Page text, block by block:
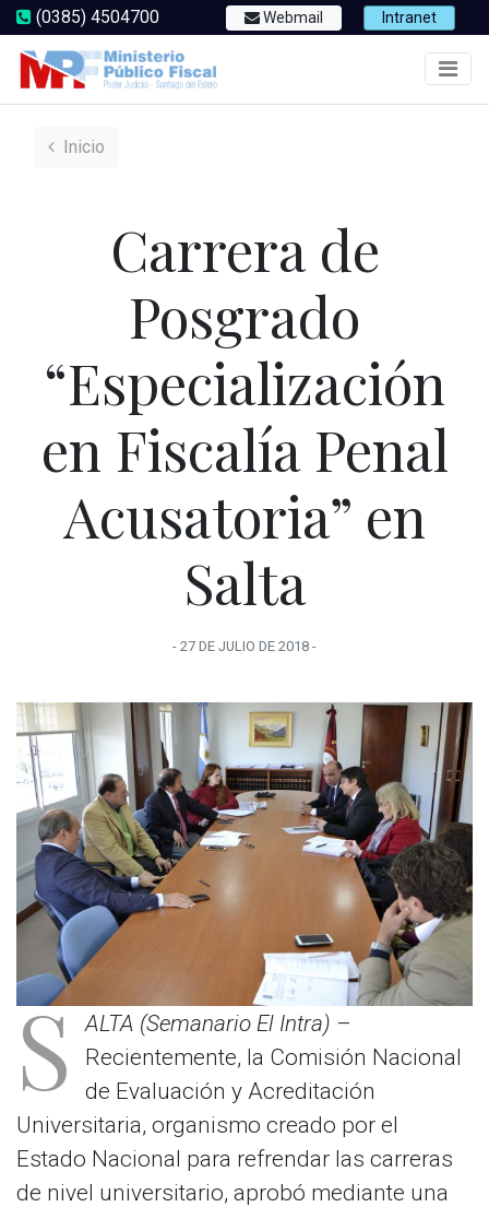
(0385) 4504700 Webmail Intranet
Inicio
Carrera de
Posgrado
“Especialización
en Fiscalía Penal
Acusatoria” en
Salta
- 27 DE JULIO DE 2018 -
S ALTA (Semanario El Intra) –
Recientemente, la Comisión Nacional
de Evaluación y Acreditación
Universitaria, organismo creado por el
Estado Nacional para refrendar las carreras
de nivel universitario, aprobó mediante una